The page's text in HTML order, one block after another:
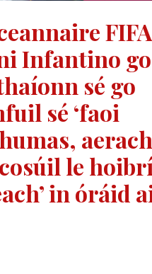
FIFA
Infantino go
sé go
sé ‘faoi
aerach
le
in óráid